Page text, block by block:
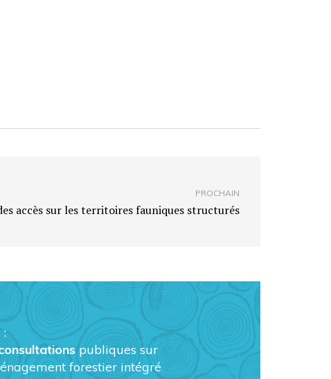
PROCHAIN
accès sur les territoires fauniques structurés
:
publiques sur
forestier intégré